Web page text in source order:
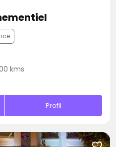
kms
Profil